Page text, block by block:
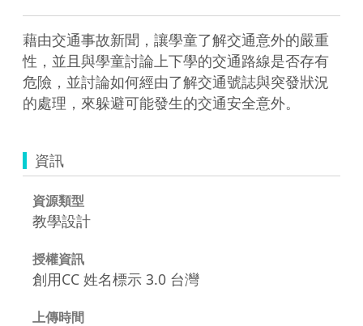
藉由交通事故新聞，讓學童了解交通意外的嚴重
性，並且與學童討論上下學的交通路線是否存有
危險，並討論如何經由了解交通號誌與突發狀況
的處理，來躲避可能發生的交通安全意外。
資訊
資源類型
教學設計
授權資訊
創用CC 姓名標示 3.0 台灣
上傳時間